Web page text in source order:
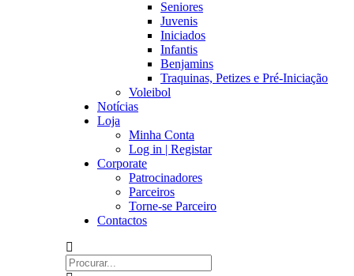
Seniores
Juvenis
Iniciados
Infantis
Benjamins
Traquinas, Petizes e Pré-Iniciação
Voleibol
Notícias
Loja
Minha Conta
Log in | Registar
Corporate
Patrocinadores
Parceiros
Torne-se Parceiro
Contactos